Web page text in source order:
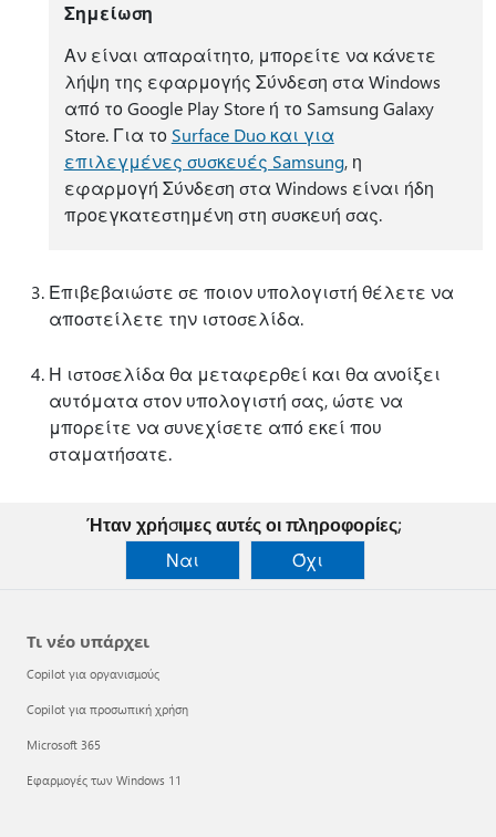
Σημείωση
Αν είναι απαραίτητο, μπορείτε να κάνετε
λήψη της εφαρμογής Σύνδεση στα Windows
από το Google Play Store ή το Samsung Galaxy
Store. Για το Surface Duo και για
επιλεγμένες συσκευές Samsung, η
εφαρμογή Σύνδεση στα Windows είναι ήδη
προεγκατεστημένη στη συσκευή σας.
Επιβεβαιώστε σε ποιον υπολογιστή θέλετε να
αποστείλετε την ιστοσελίδα.
Η ιστοσελίδα θα μεταφερθεί και θα ανοίξει
αυτόματα στον υπολογιστή σας, ώστε να
μπορείτε να συνεχίσετε από εκεί που
σταματήσατε.
Ήταν χρήσιμες αυτές οι πληροφορίες;
Ναι
Όχι
Τι νέο υπάρχει
Copilot για οργανισμούς
Copilot για προσωπική χρήση
Microsoft 365
Εφαρμογές των Windows 11